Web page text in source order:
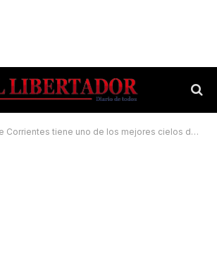
tiene uno de los mejores cielos del mundo